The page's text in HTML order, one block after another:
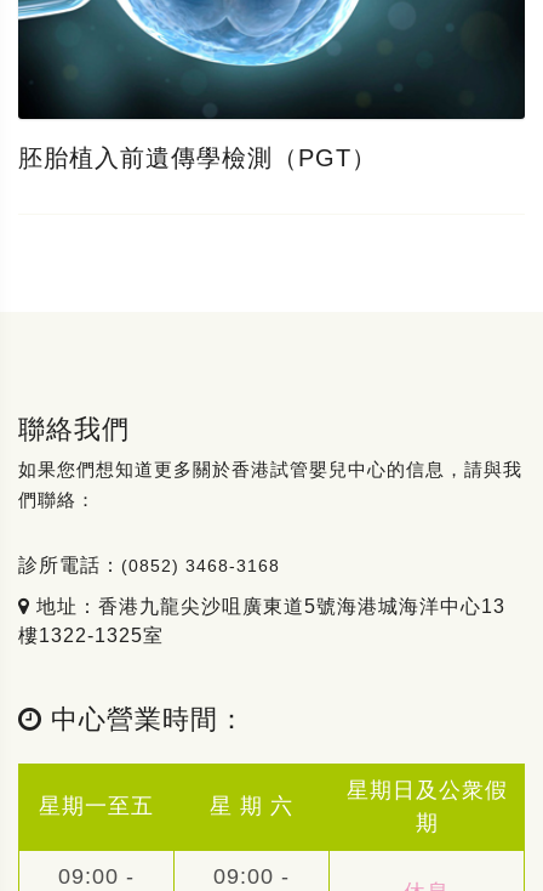
胚胎植入前遺傳學檢測（PGT）
聯絡我們
如果您們想知道更多關於香港試管嬰兒中心的信息，請與我
們聯絡：
診所電話： (0852) 3468-3168
地址：香港九龍尖沙咀廣東道5號海港城海洋中心13
樓1322-1325室
中心營業時間：
星期一至五 星 期 六
星期日及公衆假
期
09:00 - 09:00 -